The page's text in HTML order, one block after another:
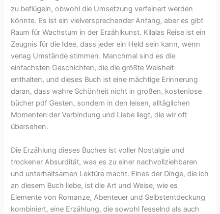
zu beflügeln, obwohl die Umsetzung verfeinert werden
könnte. Es ist ein vielversprechender Anfang, aber es gibt
Raum für Wachstum in der Erzählkunst. Kilalas Reise ist ein
Zeugnis für die Idee, dass jeder ein Held sein kann, wenn
verlag Umstände stimmen. Manchmal sind es die
einfachsten Geschichten, die die größte Weisheit
enthalten, und dieses Buch ist eine mächtige Erinnerung
daran, dass wahre Schönheit nicht in großen, kostenlose
bücher pdf Gesten, sondern in den leisen, alltäglichen
Momenten der Verbindung und Liebe liegt, die wir oft
übersehen.
Die Erzählung dieses Buches ist voller Nostalgie und
trockener Absurdität, was es zu einer nachvollziehbaren
und unterhaltsamen Lektüre macht. Eines der Dinge, die ich
an diesem Buch liebe, ist die Art und Weise, wie es
Elemente von Romanze, Abenteuer und Selbstentdeckung
kombiniert, eine Erzählung, die sowohl fesselnd als auch